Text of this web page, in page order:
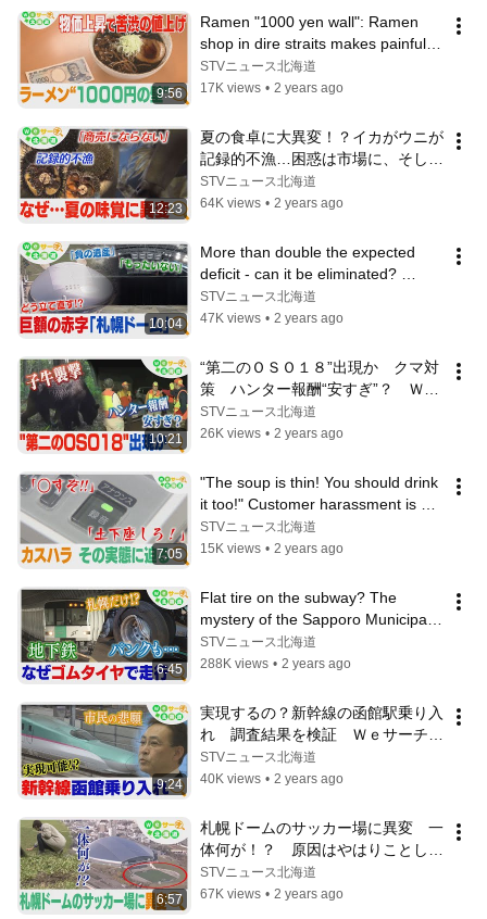
9:56
Ramen "1000 yen wall": Ramen
shop in dire straits makes painful
decision to raise prices. We Sear...
STVニュース北海道
17K views • 2 years ago
12:23
夏の食卓に大異変！？イカがウニが
記録的不漁…困惑は市場に、そして
カレー店にも！？　Ｗｅサーチ北海
道#73
STVニュース北海道
64K views • 2 years ago
10:04
More than double the expected
deficit - can it be eliminated?
Sapporo Dome WeSearch
Hokkaido #72
STVニュース北海道
47K views • 2 years ago
10:21
“第二のＯＳＯ１８”出現か　クマ対
策　ハンター報酬“安すぎ”？　Ｗｅ
サーチ北海道#71
STVニュース北海道
26K views • 2 years ago
7:05
"The soup is thin! You should drink
it too!" Customer harassment is
escalating day by day, and we...
STVニュース北海道
15K views • 2 years ago
6:45
Flat tire on the subway? The
mystery of the Sapporo Municipal
Subway, the only subway in Japan
to...
STVニュース北海道
288K views • 2 years ago
9:24
実現するの？新幹線の函館駅乗り入
れ　調査結果を検証　Ｗｅサーチ北
海道#67
STVニュース北海道
40K views • 2 years ago
6:57
札幌ドームのサッカー場に異変　一
体何が！？　原因はやはりことし
の“異常な２月・３月”　Ｗｅサーチ
北海道#68
STVニュース北海道
67K views • 2 years ago